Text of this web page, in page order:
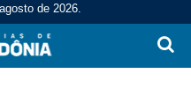
de 2026.